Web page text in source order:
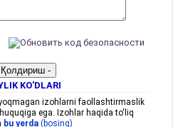
KO'DLARI
izohlarni faollashtirmaslik
ega. Izohlar haqida to'liq
bu yerda (bosing)